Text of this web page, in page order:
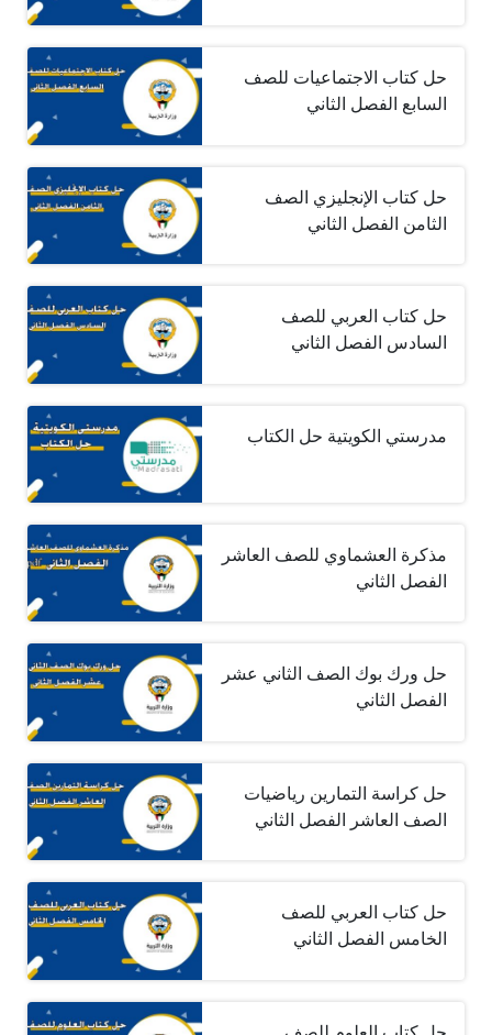
حل كتاب الاجتماعيات للصف
السابع الفصل الثاني
حل كتاب الإنجليزي الصف
الثامن الفصل الثاني
حل كتاب العربي للصف
السادس الفصل الثاني
مدرستي الكويتية حل الكتاب
مذكرة العشماوي للصف العاشر
الفصل الثاني
حل ورك بوك الصف الثاني عشر
الفصل الثاني
حل كراسة التمارين رياضيات
الصف العاشر الفصل الثاني
حل كتاب العربي للصف
الخامس الفصل الثاني